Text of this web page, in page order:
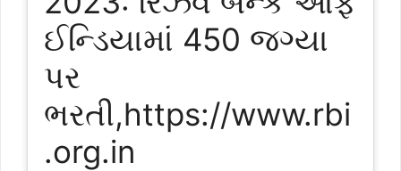
ઈન્ડિયામાં 450 જગ્યા
પર
ભરતી,https://www.rbi
.org.in